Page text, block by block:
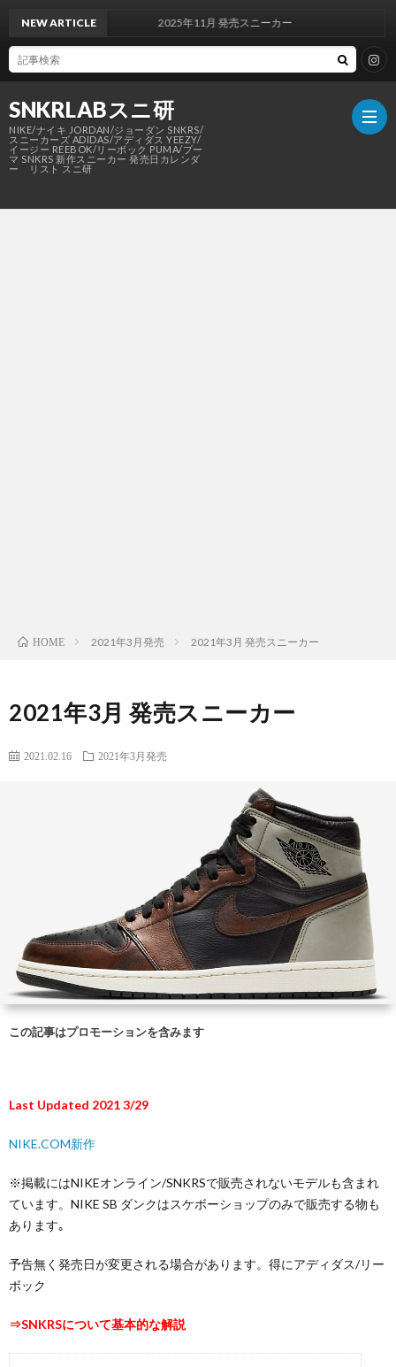
SNKRLABスニ研
NIKE/ナイキ JORDAN/ジョーダン SNKRS/
スニーカーズ ADIDAS/アディダス YEEZY/
イージー REEBOK/リーボック PUMA/プー
マ SNKRS 新作スニーカー 発売日カレンダ
ー リスト スニ研
NEW ARTICLE 2025年11月 発売スニーカー
HOME 2021年3月発売 2021年3月 発売スニーカー
2021年3月 発売スニーカー
2021.02.16 2021年3月発売
この記事はプロモーションを含みます
Last Updated 2021 3/29
NIKE.COM新作
※掲載にはNIKEオンライン/SNKRSで販売されないモデルも含まれ
ています。NIKE SB ダンクはスケボーショップのみで販売する物も
あります｡
予告無く発売日が変更される場合があります。得にアディダス/リー
ボック
⇒SNKRSについて基本的な解説